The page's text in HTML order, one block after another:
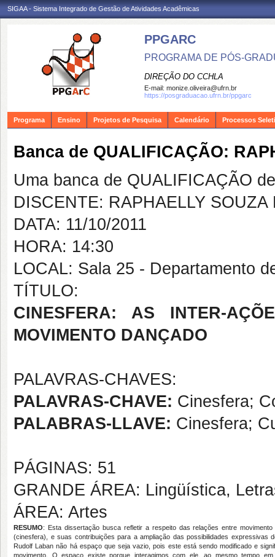
SIGAA - Sistema Integrado de Gestão de Atividades Acadêmicas
PPGARC
PROGRAMA DE PÓS-
DIREÇÃO DO CCHLA
E-mail: monize.oliveira@ufrn.br
https://posgraduacao.ufrn.br/ppgarc
Programa Ensino Projetos de Pesquisa Calendário Processos
Banca de QUALIFICAÇÃO:
Uma banca de QUALIFICAÇÃO
DISCENTE: RAPHAELLY SOUZA
DATA: 11/10/2011
HORA: 14:30
LOCAL: Sala 25 - Departamento
TÍTULO:
CINESFERA: AS INTER-
MOVIMENTO DANÇADO
PALAVRAS-CHAVES:
PALAVRAS-CHAVE: Cinesfera;
PALABRAS-LLAVE: Cinesfera;
PÁGINAS: 51
GRANDE ÁREA: Lingüística,
ÁREA: Artes
RESUMO: Esta dissertação busca refletir a respeito das relações entre
(cinesfera), e suas contribuições para a ampliação das possibilidades expressivas
Rudolf Laban não há espaço que seja vazio, pois este está sendo modificado e
movimento. O espaço existe porque interagimos com ele, ao mesmo tempo